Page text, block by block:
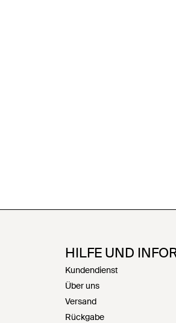
HILFE UND
Kundendienst
Über uns
Versand
Rückgabe